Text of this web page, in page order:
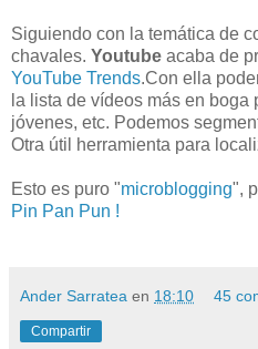
Siguiendo con la temática de
chavales. Youtube acaba de
YouTube Trends.Con ella
la lista de vídeos más en
jóvenes, etc. Podemos
Otra útil herramienta para
Esto es puro "microblogging",
Pin Pan Pun !
Ander Sarratea en 18:10 45
Compartir